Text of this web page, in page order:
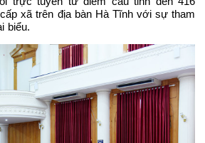
xã trên địa bàn Hà Tĩnh với sự tham
biểu.